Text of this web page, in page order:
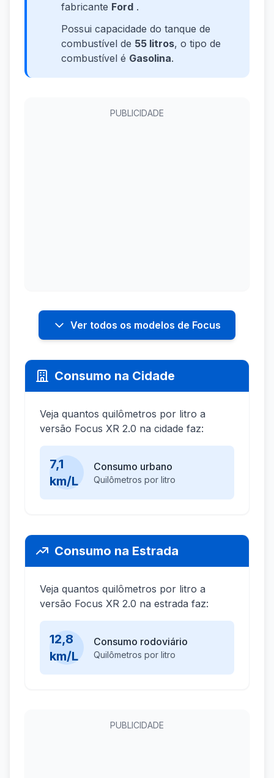
fabricante Ford .
Possui capacidade do tanque de
combustível de 55 litros, o tipo de
combustível é Gasolina.
PUBLICIDADE
Ver todos os modelos de Focus
Consumo na Cidade
Veja quantos quilômetros por litro a
versão Focus XR 2.0 na cidade faz:
7,1
km/L
Consumo urbano
Quilômetros por litro
Consumo na Estrada
Veja quantos quilômetros por litro a
versão Focus XR 2.0 na estrada faz:
12,8
km/L
Consumo rodoviário
Quilômetros por litro
PUBLICIDADE